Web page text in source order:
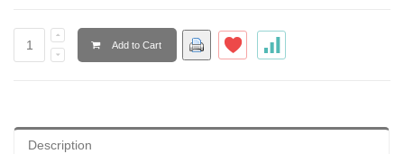
Add to Cart
Description